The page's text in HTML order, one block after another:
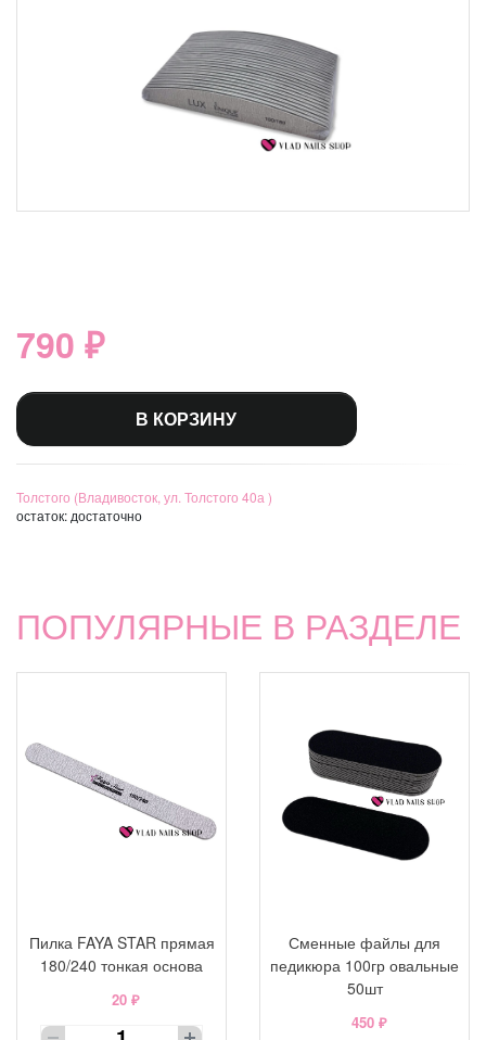
790 ₽
В КОРЗИНУ
Толстого (Владивосток, ул. Толстого 40а )
остаток: достаточно
ПОПУЛЯРНЫЕ В РАЗДЕЛЕ
Пилка FAYA STAR прямая
180/240 тонкая основа
20 ₽
Сменные файлы для
педикюра 100гр овальные
50шт
450 ₽